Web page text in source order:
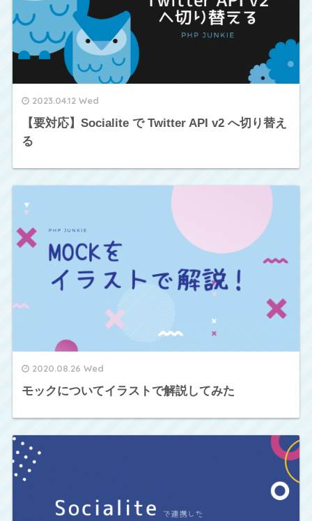
2023.04.12 Wed
【要対応】Socialite で Twitter API v2 へ切り替え
る
2020.08.26 Wed
モックについてイラストで解説してみた